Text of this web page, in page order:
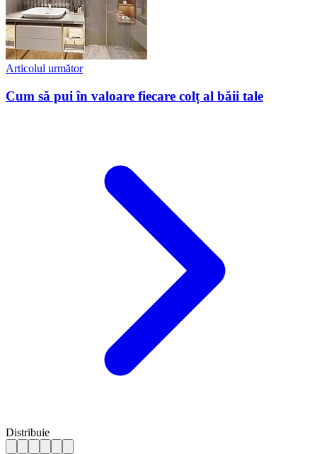
Articolul următor
Cum să pui în valoare fiecare colț al băii tale
Distribuie